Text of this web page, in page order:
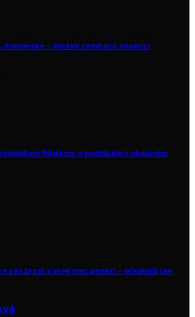
Rumunsko – ideální země pro expanzi
Řihákem o podnikání v obalovém
vás brzdí a stojí moc peněz! – přednáší Jan